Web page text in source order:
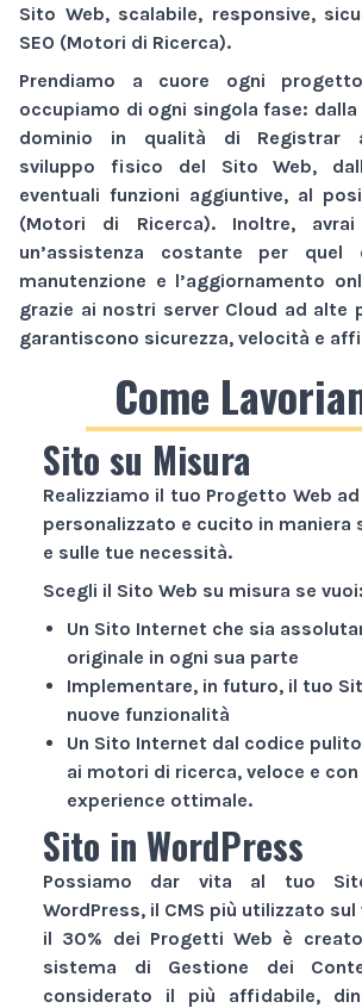
Sito Web, scalabile, responsive,
SEO (Motori di Ricerca).
Prendiamo a cuore ogni
occupiamo di ogni singola fase:
dominio in qualità di Registrar
sviluppo fisico del Sito Web,
eventuali funzioni aggiuntive, al
(Motori di Ricerca). Inoltre,
un’assistenza costante per quel
manutenzione e l’aggiornamento
grazie ai nostri server Cloud ad alte
garantiscono sicurezza, velocità e
Come
Sito su Misura
Realizziamo il tuo Progetto Web
personalizzato e cucito in maniera
e sulle tue necessità.
Scegli il Sito Web su misura se vuoi:
Un Sito Internet che sia
originale in ogni sua parte
Implementare, in futuro, il tuo
nuove funzionalità
Un Sito Internet dal codice
ai motori di ricerca, veloce e con
experience ottimale.
Sito in WordPress
Possiamo dar vita al tuo
WordPress, il CMS più utilizzato
il 30% dei Progetti Web è
sistema di Gestione dei
considerato il più affidabile,